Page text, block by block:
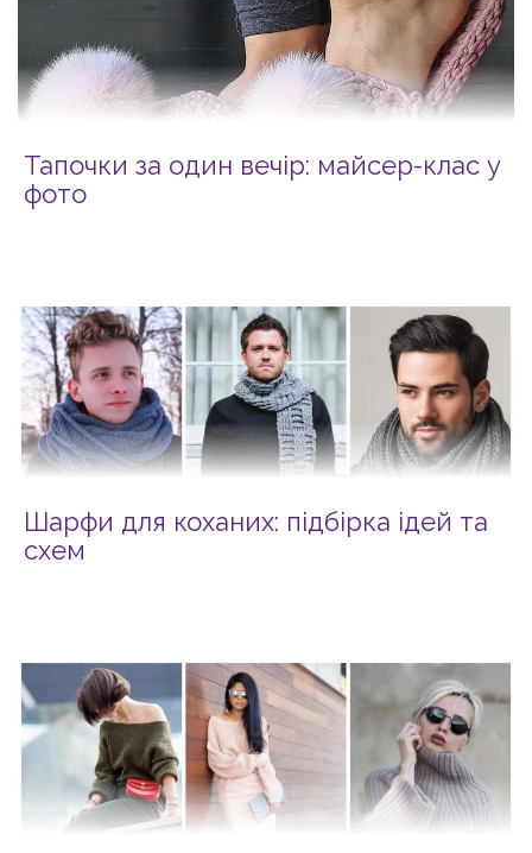
Тапочки за один вечір: майсер-клас у
фото
Шарфи для коханих: підбірка ідей та
схем